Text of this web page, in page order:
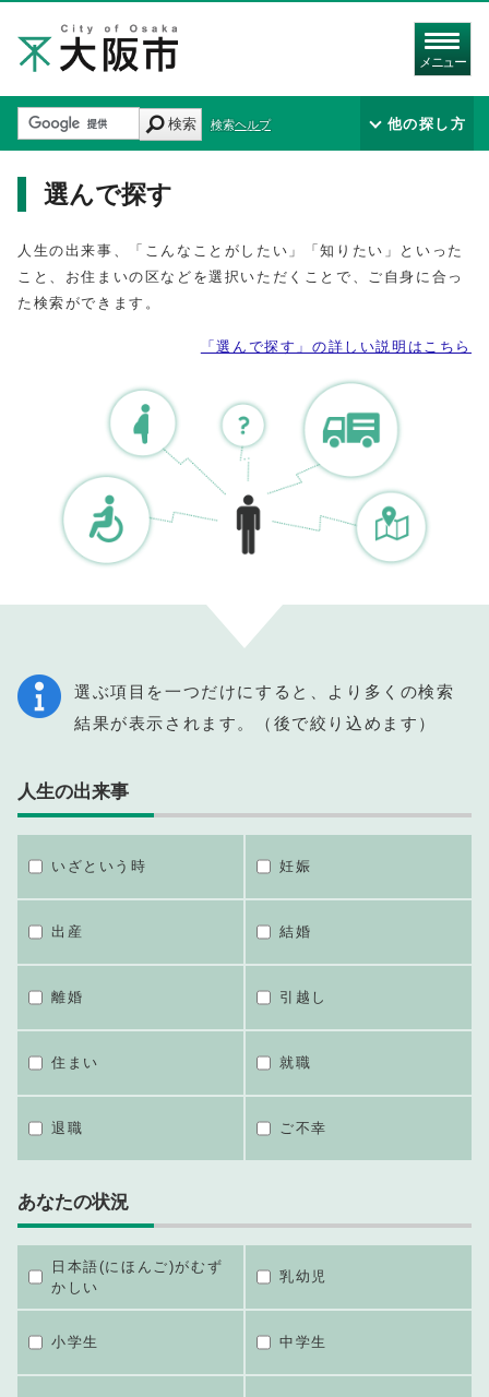
メニュー
検索 検索ヘルプ 他の探し方
選んで探す
人生の出来事、「こんなことがしたい」「知りたい」といった
こと、お住まいの区などを選択いただくことで、ご自身に合っ
た検索ができます。
「選んで探す」の詳しい説明はこちら
選ぶ項目を一つだけにすると、より多くの検索
結果が表示されます。（後で絞り込めます）
人生の出来事
いざという時 妊娠
出産 結婚
離婚 引越し
住まい 就職
退職 ご不幸
あなたの状況
日本語(にほんご)がむず
かしい
乳幼児
小学生 中学生